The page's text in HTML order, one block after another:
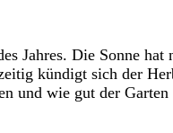
Jahres. Die Sonne
kündigt sich der
und wie gut der